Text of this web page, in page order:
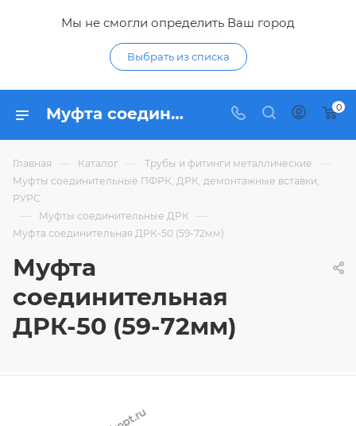
Мы не смогли определить Ваш город
Выбрать из списка
Муфта соединительная ДРК-50 (59-72мм) - купить по цене 1 579,23 ₽ в интернет-магазине Гидропромтехника с доставкой в Курске 0
Главная — Каталог — Трубы и фитинги металлические —
Муфты соединительные ПФРК, ДРК, демонтажные вставки,
РУРС
— Муфты соединительные ДРК —
Муфта соединительная ДРК-50 (59-72мм)
Муфта
соединительная
ДРК-50 (59-72мм)